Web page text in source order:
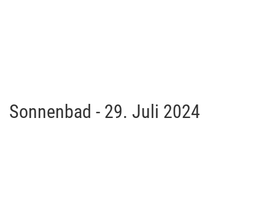
Sonnenbad - 29. Juli 2024